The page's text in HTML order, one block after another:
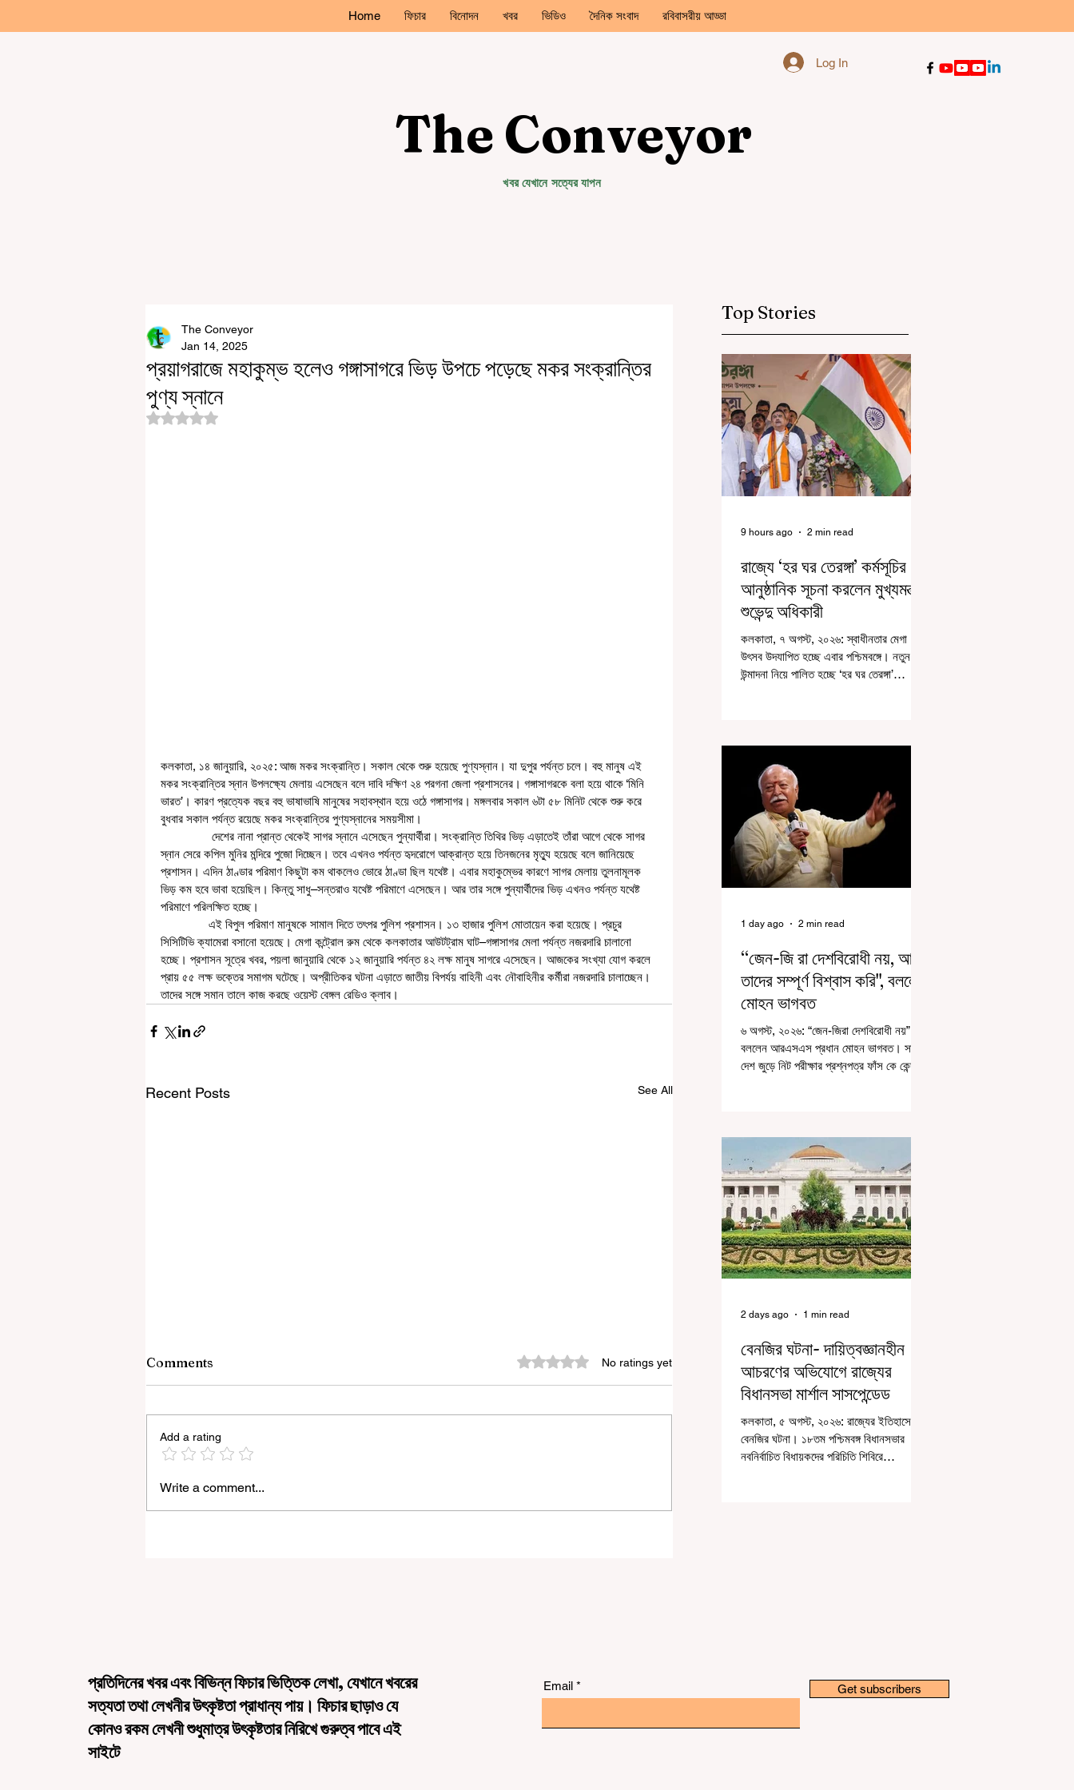
Home ফিচার বিনোদন খবর ভিডিও দৈনিক সংবাদ রবিবাসরীয় আড্ডা
The Conveyor
Log In
খবর যেখানে সত্যের যাপন
প্রয়াগরাজে মহাকুম্ভ হলেও গঙ্গাসাগরে ভিড় উপচে পড়েছে মকর সংক্রান্তির
পুণ্য স্নানে
The Conveyor
Jan 14, 2025
Rated NaN out of 5 stars.
কলকাতা, ১৪ জানুয়ারি, ২০২৫: আজ মকর সংক্রান্তি। সকাল থেকে শুরু হয়েছে পুণ্যস্নান। যা দুপুর পর্যন্ত চলে। বহু মানুষ এই
মকর সংক্রান্তির স্নান উপলক্ষ্যে মেলায় এসেছেন বলে দাবি দক্ষিণ ২৪ পরগনা জেলা প্রশাসনের। গঙ্গাসাগরকে বলা হয়ে থাকে ‘‌মিনি
ভারত’‌। কারণ প্রত্যেক বছর বহু ভাষাভাষি মানুষের সহাবস্থান হয়ে ওঠে গঙ্গাসাগর। মঙ্গলবার সকাল ৬টা ৫৮ মিনিট থেকে শুরু করে
বুধবার সকাল পর্যন্ত রয়েছে মকর সংক্রান্তির পুণ্যস্নানের সময়সীমা।
স্নান সেরে কপিল মুনির মন্দিরে পুজো দিচ্ছেন। তবে এখনও পর্যন্ত হৃদরোগে আক্রান্ত হয়ে তিনজনের মৃত্যু হয়েছে বলে জানিয়েছে
প্রশাসন। এদিন ঠাণ্ডার পরিমাণ কিছুটা কম থাকলেও ভোরে ঠাণ্ডা ছিল যথেষ্ট। এবার মহাকুম্ভের কারণে সাগর মেলায় তুলনামূলক
ভিড় কম হবে ভাবা হয়েছিল। কিন্তু সাধু–সন্তরাও যথেষ্ট পরিমাণে এসেছেন। আর তার সঙ্গে পুন্যার্থীদের ভিড় এখনও পর্যন্ত যথেষ্ট
পরিমাণে পরিলক্ষিত হচ্ছে।
সিসিটিভি ক্যামেরা বসানো হয়েছে। মেগা কন্ট্রোল রুম থেকে কলকাতার আউটট্রাম ঘাট–গঙ্গাসাগর মেলা পর্যন্ত নজরদারি চালানো
হচ্ছে। প্রশাসন সূত্রে খবর, পয়লা জানুয়ারি থেকে ১২ জানুয়ারি পর্যন্ত ৪২ লক্ষ মানুষ সাগরে এসেছেন। আজকের সংখ্যা যোগ করলে
প্রায় ৫৫ লক্ষ ভক্তের সমাগম ঘটেছে। অপ্রীতিকর ঘটনা এড়াতে জাতীয় বিপর্যয় বাহিনী এবং নৌবাহিনীর কর্মীরা নজরদারি চালাচ্ছেন।
তাদের সঙ্গে সমান তালে কাজ করছে ওয়েস্ট বেঙ্গল রেডিও ক্লাব।
Recent Posts See All
রাজ্যে ‘হর ঘর তেরঙ্গা’ কর্মসূচির আনুষ্ঠানিক সূচনা
করলেন মুখ্যমন্ত্রী শুভেন্দু অধিকারী
Comments Rated 0 out of 5 stars.No ratings yet
Add a rating
Write a comment...
Top Stories
রাজ্যে ‘হর ঘর তেরঙ্গা’ কর্মসূচির
আনুষ্ঠানিক সূচনা করলেন মুখ্যমন্ত্রী
শুভেন্দু অধিকারী
কলকাতা, ৭ অগস্ট, ২০২৬: স্বাধীনতার মেগা
উৎসব উদযাপিত হচ্ছে এবার পশ্চিমবঙ্গে। নতুন
উন্মাদনা নিয়ে পালিত হচ্ছে ‘হর ঘর তেরঙ্গা’
পদযাত্রার রেশ সেভাবে পড়েনি। শুক্রবার কলকাতা
সার্ভে বিল্ডিংয়ের সামনে থেকে হাজরা মোড় পর্যন্ত
তেরঙ্গা যাত্রায় অংশ নিয়ে সেই কর্মসূচির আনুষ্ঠানিক
সূচনা করলেন মুখ্যমন্ত্রী শুভেন্দু অধিকারী। শুক্রবার
মিছিলে মুখ্যমন্ত্রীর
9 hours ago 2 min read
“জেন-জি রা দেশবিরোধী নয়, আমি
তাদের সম্পূর্ণ বিশ্বাস করি", বললেন
মোহন ভাগবত
৬ অগস্ট, ২০২৬: “জেন-জিরা দেশবিরোধী নয়”।
বললেন আরএসএস প্রধান মোহন ভাগবত। সারা
দেশ জুড়ে নিট পরীক্ষার প্রশ্নপত্র ফাঁস কে কেন্দ্র
আন্দোলনকারীরা দেশ বিরোধী কার্যকলাপের সঙ্গে
জড়িত এবং টাকা নিয়ে আন্দোলনে নেমেছে, সেটাই
ছিল মূল প্রতিপাদ্য সেই সব মানুষদের। কিন্তু
যেই সরকারের বিরুদ্ধে আন্দোলন, সেই সরকার
শিক্ষামন্ত্রীর পদত্যাগ করানোর পাশাপাশি ছাত্রদের
বাকি দাবিগুলিও ম
1 day ago 2 min read
বেনজির ঘটনা- দায়িত্বজ্ঞানহীন
আচরণের অভিযোগে রাজ্যের
বিধানসভা মার্শাল সাসপেন্ডেড
কলকাতা, ৫ অগস্ট, ২০২৬: রাজ্যের ইতিহাসে
বেনজির ঘটনা। ১৮তম পশ্চিমবঙ্গ বিধানসভার
নবনির্বাচিত বিধায়কদের পরিচিতি শিবিরে
2 days ago 1 min read
প্রতিদিনের খবর এবং বিভিন্ন ফিচার ভিত্তিক লেখা, যেখানে খবরের
সত্যতা তথা লেখনীর উৎকৃষ্টতা প্রাধান্য পায়। ফিচার ছাড়াও যে
কোনও রকম লেখনী শুধুমাত্র উৎকৃষ্টতার নিরিখে গুরুত্ব পাবে এই
সাইটে
Email Get subscribers